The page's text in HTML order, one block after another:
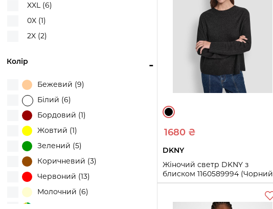
XXL (6)
0X (1)
2X (2)
-
Колір
Бежевий (9)
Білий (6)
Бордовий (1)
Жовтий (1)
Зелений (5)
Коричневий (3)
Червоний (13)
Молочний (6)
1680 ₴
DKNY
Жіночий светр DKNY з
блиском 1160589994 (Чорний
XS)
XS
S